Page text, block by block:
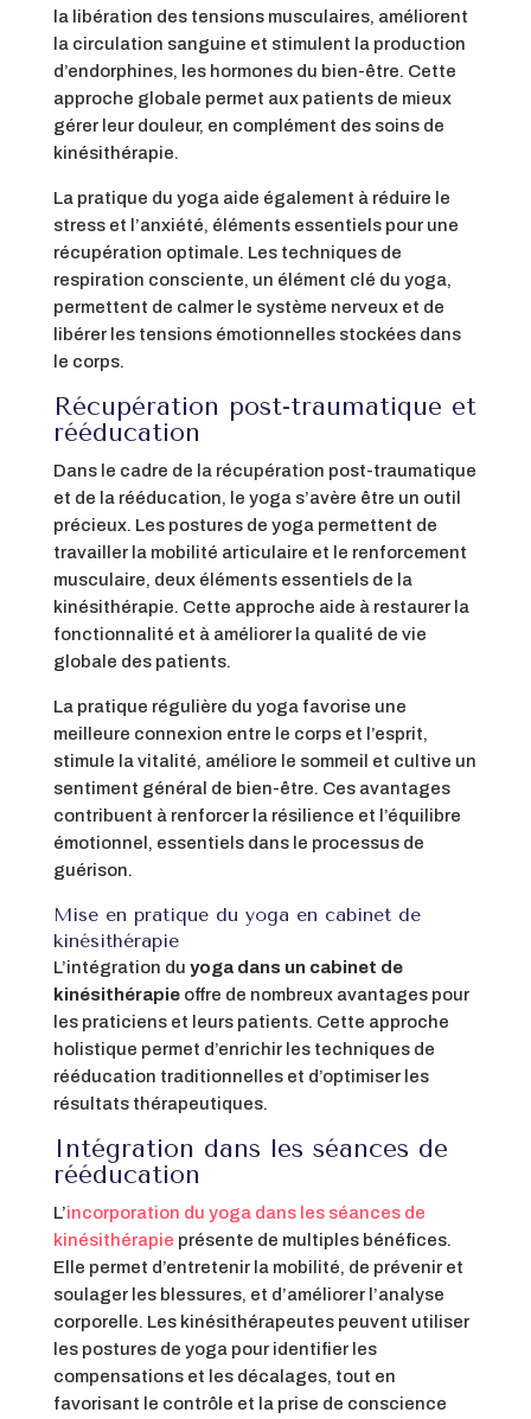
la libération des tensions musculaires, améliorent
la circulation sanguine et stimulent la production
d’endorphines, les hormones du bien-être. Cette
approche globale permet aux patients de mieux
gérer leur douleur, en complément des soins de
kinésithérapie.
La pratique du yoga aide également à réduire le
stress et l’anxiété, éléments essentiels pour une
récupération optimale. Les techniques de
respiration consciente, un élément clé du yoga,
permettent de calmer le système nerveux et de
libérer les tensions émotionnelles stockées dans
le corps.
Récupération post-traumatique et
rééducation
Dans le cadre de la récupération post-traumatique
et de la rééducation, le yoga s’avère être un outil
précieux. Les postures de yoga permettent de
travailler la mobilité articulaire et le renforcement
musculaire, deux éléments essentiels de la
kinésithérapie. Cette approche aide à restaurer la
fonctionnalité et à améliorer la qualité de vie
globale des patients.
La pratique régulière du yoga favorise une
meilleure connexion entre le corps et l’esprit,
stimule la vitalité, améliore le sommeil et cultive un
sentiment général de bien-être. Ces avantages
contribuent à renforcer la résilience et l’équilibre
émotionnel, essentiels dans le processus de
guérison.
Mise en pratique du yoga en cabinet de
kinésithérapie
L’intégration du yoga dans un cabinet de
kinésithérapieoffre de nombreux avantages pour
les praticiens et leurs patients. Cette approche
holistique permet d’enrichir les techniques de
rééducation traditionnelles et d’optimiser les
résultats thérapeutiques.
Intégration dans les séances de
rééducation
L’incorporation du yoga dans les séances de
kinésithérapie présente de multiples bénéfices.
Elle permet d’entretenir la mobilité, de prévenir et
soulager les blessures, et d’améliorer l’analyse
corporelle. Les kinésithérapeutes peuvent utiliser
les postures de yoga pour identifier les
compensations et les décalages, tout en
favorisant le contrôle et la prise de conscience